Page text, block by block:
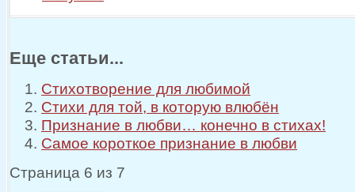
Еще статьи...
Стихотворение для любимой
Стихи для той, в которую влюбён
Признание в любви… конечно в стихах!
Самое короткое признание в любви
Страница 6 из 7